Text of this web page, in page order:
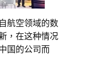
航空领域的数
，在这种情况
国的公司而